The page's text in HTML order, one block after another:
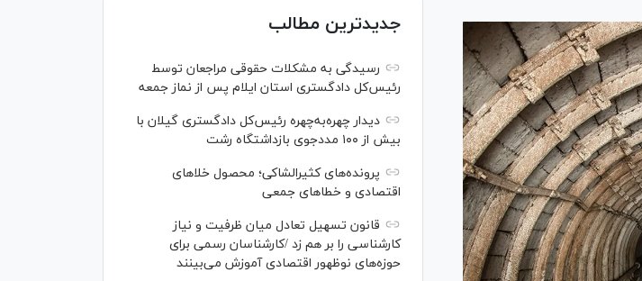
جدیدترین مطالب
رسیدگی به مشکلات حقوقی مراجعان توسط
رئیس‌کل دادگستری استان ایلام پس از نماز جمعه
دیدار چهره‌به‌چهره رئیس‌کل دادگستری گیلان با
بیش از ۱۰۰ مددجوی بازداشتگاه رشت
پرونده‌های کثیرالشاکی؛ محصول خلا‌های
اقتصادی و خطا‌های جمعی
قانون تسهیل تعادل میان ظرفیت و نیاز
کارشناسی را بر هم زد /کارشناسان رسمی برای
حوزه‌های نوظهور اقتصادی آموزش می‌بینند